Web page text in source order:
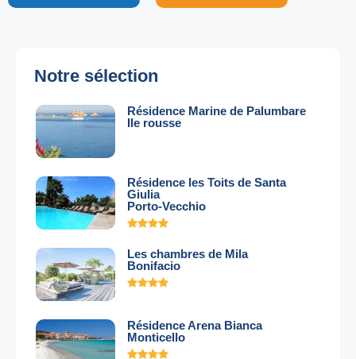
Notre sélection
Résidence Marine de Palumbare
Ile rousse
Résidence les Toits de Santa
Giulia
Porto-Vecchio
Les chambres de Mila
Bonifacio
Résidence Arena Bianca
Monticello